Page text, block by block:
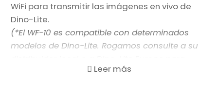
WiFi para transmitir las imágenes en vivo de
Dino-Lite.
(*El WF-10 es compatible con determinados
modelos de Dino-Lite. Rogamos consulte a su
obtener información adicional.)